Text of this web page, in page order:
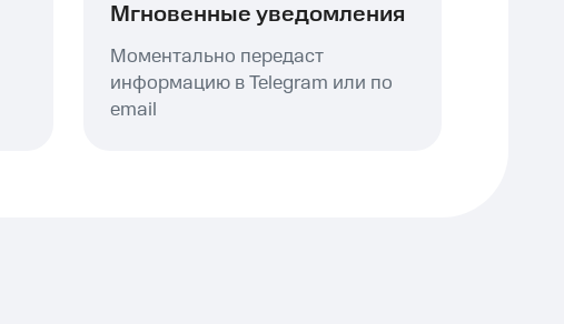
Мгновенные уведомления
Моментально передаст
информацию в Telegram или по
email